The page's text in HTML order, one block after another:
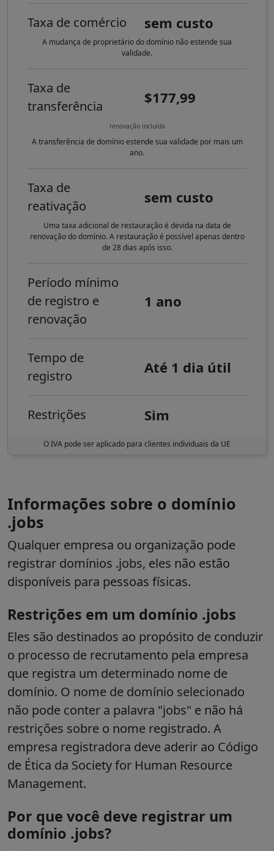
Taxa de comércio sem custo
A mudança de proprietário do domínio não estende sua
validade.
Taxa de
transferência
$177,99
renovação incluída
A transferência de domínio estende sua validade por mais um
ano.
Taxa de
reativação
sem custo
Uma taxa adicional de restauração é devida na data de
renovação do domínio. A restauração é possível apenas dentro
de 28 dias após isso.
Período mínimo
de registro e
renovação
1 ano
Tempo de
registro
Até 1 dia útil
Restrições Sim
O IVA pode ser aplicado para clientes individuais da UE
Informações sobre o domínio
.jobs
Qualquer empresa ou organização pode
registrar domínios .jobs, eles não estão
disponíveis para pessoas físicas.
Restrições em um domínio .jobs
Eles são destinados ao propósito de conduzir
o processo de recrutamento pela empresa
que registra um determinado nome de
domínio. O nome de domínio selecionado
não pode conter a palavra "jobs" e não há
restrições sobre o nome registrado. A
empresa registradora deve aderir ao Código
de Ética da Society for Human Resource
Management.
Por que você deve registrar um
domínio .jobs?